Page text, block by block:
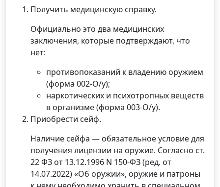
Получить медицинскую справку.
Официально это два медицинских
заключения, которые подтверждают, что
нет:
противопоказаний к владению оружием
(форма 002-О/у);
наркотических и психотропных веществ
в организме (форма 003-О/у).
Приобрести сейф.
Наличие сейфа — обязательное условие для
получения лицензии на оружие. Согласно ст.
22 ФЗ от 13.12.1996 N 150-ФЗ (ред. от
14.07.2022) «Об оружии», оружие и патроны